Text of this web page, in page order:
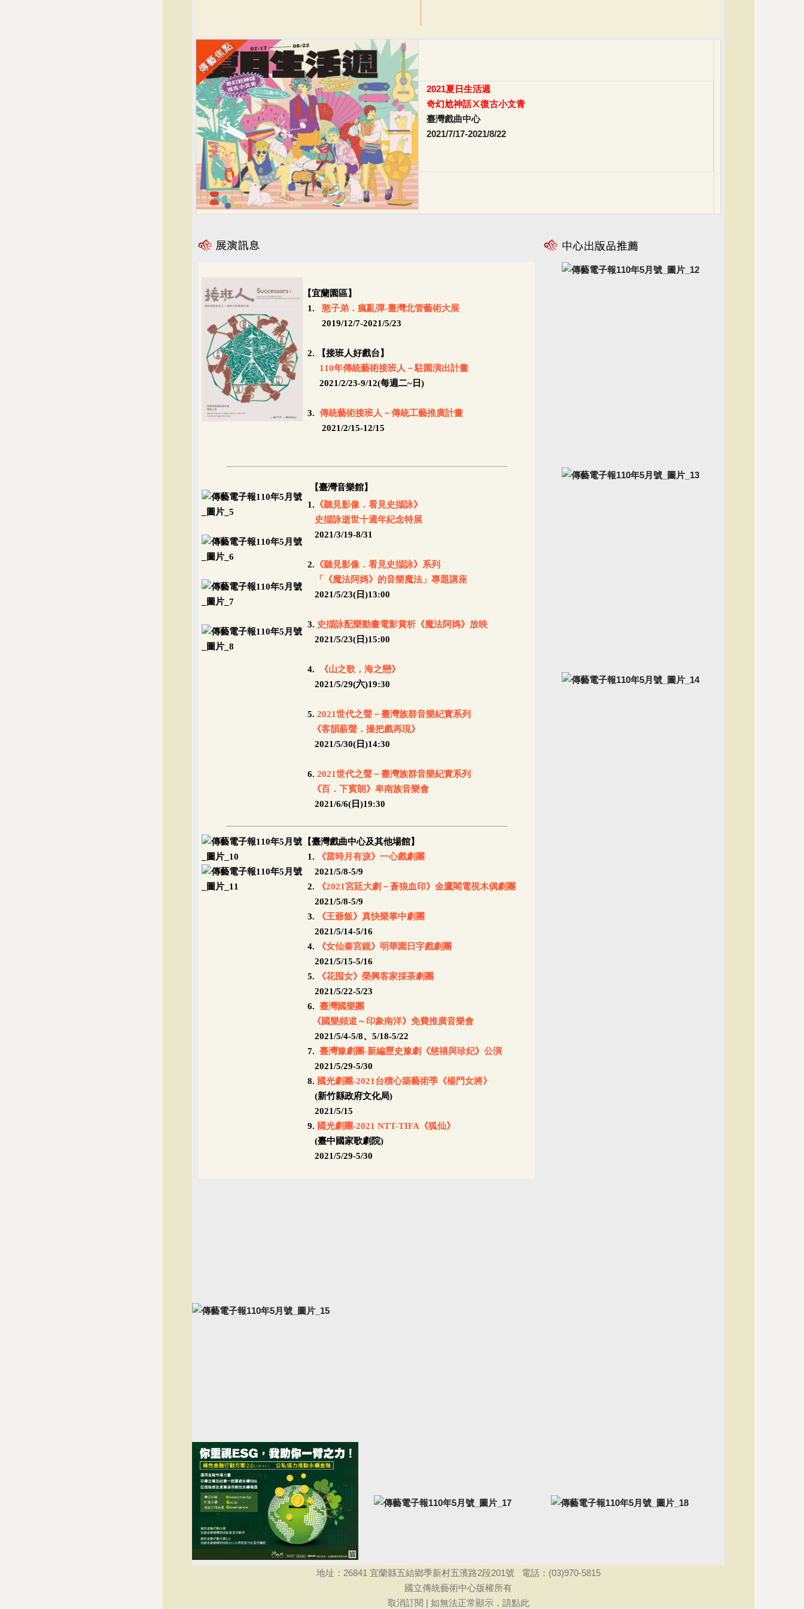
2021夏日生活週
奇幻尬神話Ⅹ復古小文青
臺灣戲曲中心
2021/7/17-2021/8/22
【宜蘭園區】
1. 憨子弟．瘋亂彈-臺灣北管藝術大展
2019/12/7-2021/5/23
2. 【接班人好戲台】
110年傳統藝術接班人－駐園演出計畫
2021/2/23-9/12(每週二~日)
3. 傳統藝術接班人－傳統工藝推廣計畫
2021/2/15-12/15
【臺灣音樂館】
1. 《聽見影像．看見史擷詠》
史擷詠逝世十週年紀念特展
2021/3/19-8/31
2. 《聽見影像．看見史擷詠》系列
「《魔法阿媽》的音樂魔法」專題講座
2021/5/23(日)13:00
3. 史擷詠配樂動畫電影賞析《魔法阿媽》放映
2021/5/23(日)15:00
4.
《山之歌，海之戀》
2021/5/29(六)19:30
5. 2021世代之聲－臺灣族群音樂紀實系列
《客韻薪聲．撮把戲再現》
2021/5/30(日)14:30
6. 2021世代之聲－臺灣族群音樂紀實系列
《百．下賓朗》卑南族音樂會
2021/6/6(日)19:30
【臺灣戲曲中心及其他場館】
1. 《當時月有淚》一心戲劇團
2021/5/8-5/9
2.
《2021宮廷大劇－蒼狼血印》金鷹閣電視木偶劇團
2021/5/8-5/9
3. 《王爺飯》真快樂掌中劇團
2021/5/14-5/16
4. 《女仙秦宮鏡》明華園日字戲劇團
2021/5/15-5/16
5. 《花囤女》榮興客家採茶劇團
2021/5/22-5/23
6. 臺灣國樂團
《國樂頻道～印象南洋》免費推廣音樂會
2021/5/4-5/8、5/18-5/22
7. 臺灣豫劇團-新編歷史豫劇《慈禧與珍妃》公演
2021/5/29-5/30
8. 國光劇團-2021 台積心築藝術季《楊門女將》
(新竹縣政府文化局)
2021/5/15
9. 國光劇團-2021 NTT-TIFA 《狐仙》
(臺中國家歌劇院)
2021/5/29-5/30
地址： 26841 宜蘭縣五結鄉季新村五濱路2段201號 電話： (03)970-5815
國立傳統藝術中心版權所有
取消訂閱 | 如無法正常顯示， 請點此